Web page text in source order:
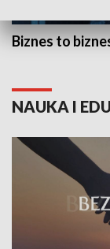
Biznes to
NAUKA I